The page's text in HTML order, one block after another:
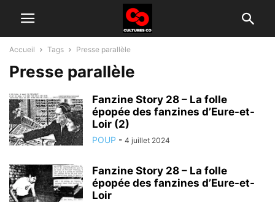
Accueil Tags Presse parallèle
Presse parallèle
Fanzine Story 28 – La folle
épopée des fanzines d’Eure-et-
Loir (2)
POUP - 4 juillet 2024
Fanzine Story 28 – La folle
épopée des fanzines d’Eure-et-
Loir